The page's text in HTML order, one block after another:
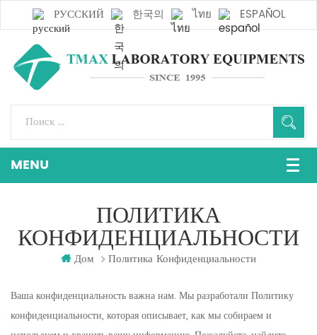
РУССКИЙ 한국의 ไทย ESPAÑOL
ПОЛИТИКА
КОНФИДЕНЦИАЛЬНОСТИ
Дом Политика Конфиденциальности
Ваша конфиденциальность важна нам. Мы разработали Политику
конфиденциальности, которая описывает, как мы собираем и